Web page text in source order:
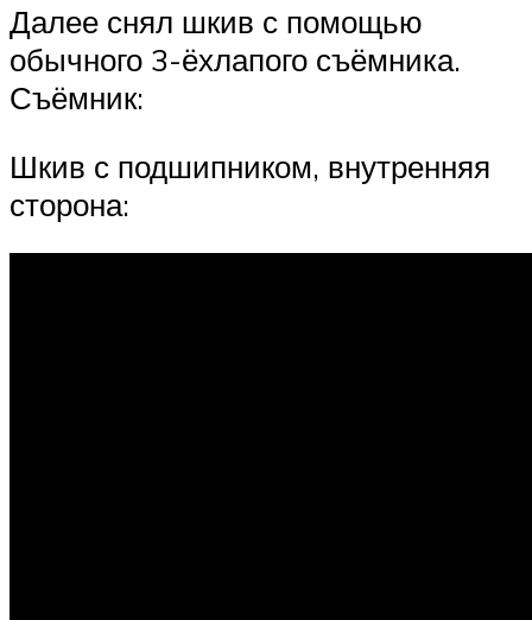
Далее снял шкив с помощью
обычного 3-ёхлапого съёмника.
Съёмник:
Шкив с подшипником, внутренняя
сторона: